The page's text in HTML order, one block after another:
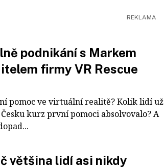
podnikání s Markem
firmy VR Rescue
pomoc ve virtuální realitě? Kolik lidí už
kurz první pomoci absolvovalo? A
většina lidí asi nikdy